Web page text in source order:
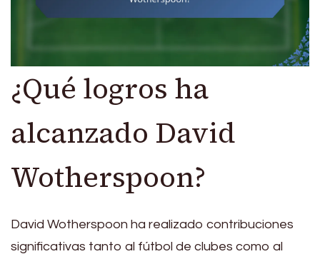
¿Qué logros ha
alcanzado David
Wotherspoon?
David Wotherspoon ha realizado contribuciones
significativas tanto al fútbol de clubes como al